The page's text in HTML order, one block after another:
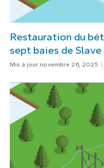
Restauration du
sept baies de Slave
Mis à jour novembre 26, 2025